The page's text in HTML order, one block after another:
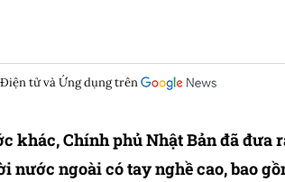
tử và Ứng dụng trên
khác, Chính phủ Nhật Bản đã đưa
ngoài có tay nghề cao, bao